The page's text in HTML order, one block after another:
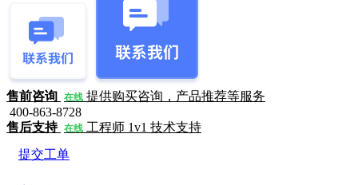
售前咨询 在线 提供购买咨询，产品推荐等服务
400-863-8728
售后支持 在线 工程师 1v1 技术支持
提交工单